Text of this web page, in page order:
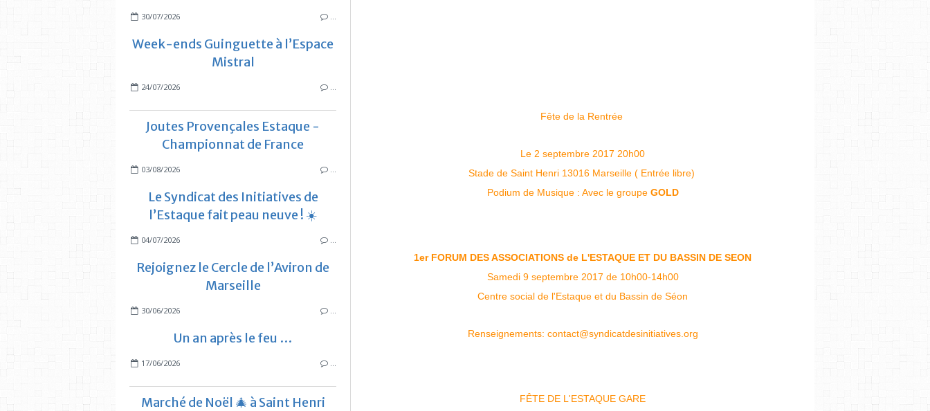
Fête de la Rentrée
Le 2 septembre 2017 20h00
Stade de Saint Henri 13016 Marseille ( Entrée libre)
Podium de Musique : Avec le groupe GOLD
1er FORUM DES ASSOCIATIONS de L'ESTAQUE ET DU BASSIN DE SEON
Samedi 9 septembre 2017 de 10h00-14h00
Centre social de l'Estaque et du Bassin de Séon
Renseignements: contact@syndicatdesinitiatives.org
FÊTE DE L'ESTAQUE GARE
30/07/2026
Week-ends Guinguette à l’Espace
Mistral
24/07/2026
Joutes Provençales Estaque -
Championnat de France
03/08/2026
Le Syndicat des Initiatives de
l’Estaque fait peau neuve ! ☀️
04/07/2026
Rejoignez le Cercle de l’Aviron de
Marseille
30/06/2026
Un an après le feu …
17/06/2026
Marché de Noël 🎄 à Saint Henri